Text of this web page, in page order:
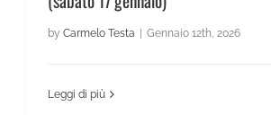
byCarmelo Testa | Gennaio 12th, 2026
Leggi di più